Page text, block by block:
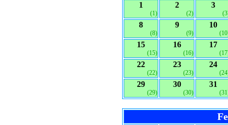
1
(1)
2
(2)
3
8
(8)
9
(9)
10
15
(15)
16
(16)
17
22
(22)
23
(23)
24
29
(29)
30
(30)
31